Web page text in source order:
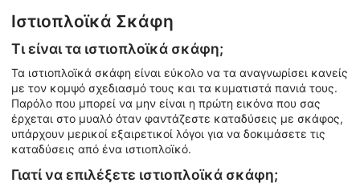
Ιστιοπλοϊκά Σκάφη
Τι είναι τα ιστιοπλοϊκά σκάφη;
Τα ιστιοπλοϊκά σκάφη είναι εύκολο να τα αναγνωρίσει κανείς
με τον κομψό σχεδιασμό τους και τα κυματιστά πανιά τους.
Παρόλο που μπορεί να μην είναι η πρώτη εικόνα που σας
έρχεται στο μυαλό όταν φαντάζεστε καταδύσεις με σκάφος,
υπάρχουν μερικοί εξαιρετικοί λόγοι για να δοκιμάσετε τις
καταδύσεις από ένα ιστιοπλοϊκό.
Γιατί να επιλέξετε ιστιοπλοϊκά σκάφη;